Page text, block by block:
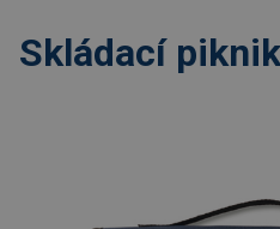
Skládací